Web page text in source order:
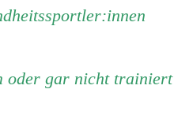
oder gar nicht